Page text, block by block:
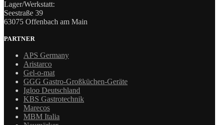
Lager/Werkstatt:
Seestraße 39
63075 Offenbach am Main
PARTNER
APS Germany
Aristarco
Gel-o-mat
GGG Gastro-Großküchen-Geräte
Igloo Deutschland
KBS Gastrotechnik
Marecos
MBM Italia